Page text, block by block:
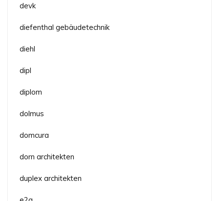
devk
diefenthal gebäudetechnik
diehl
dipl
diplom
dolmus
domcura
dorn architekten
duplex architekten